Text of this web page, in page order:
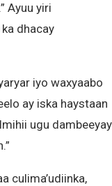
Ayuu yiri
dhacay
iyo waxyaabo
ay iska haystaan
ugu dambeeyay
culima’udiinka,